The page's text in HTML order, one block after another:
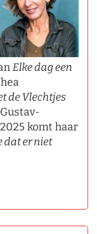
Elke dag een
de Vlechtjes
komt haar
dat er niet